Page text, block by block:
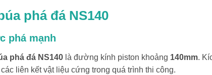
phá đá NS140
phá mạnh
phá đá NS140 là đường kính piston khoảng 140mm.
liên kết vật liệu cứng trong quá trình thi công.